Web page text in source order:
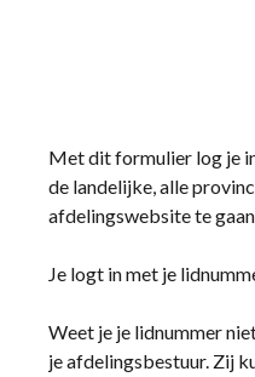
Met dit formulier log je
de landelijke, alle
afdelingswebsite te
Je logt in met je
Weet je je lidnummer
je afdelingsbestuur. Zij